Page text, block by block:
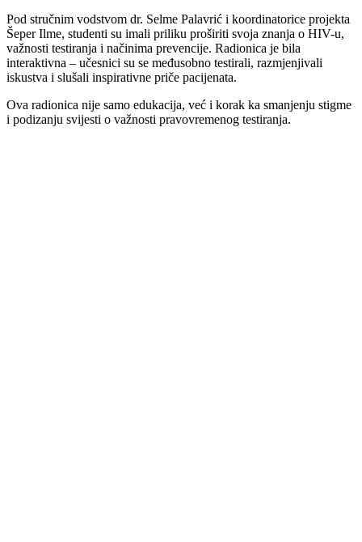
Pod stručnim vodstvom dr. Selme Palavrić i koordinatorice projekta
Šeper Ilme, studenti su imali priliku proširiti svoja znanja o HIV-u,
važnosti testiranja i načinima prevencije. Radionica je bila
interaktivna – učesnici su se međusobno testirali, razmjenjivali
iskustva i slušali inspirativne priče pacijenata.
Ova radionica nije samo edukacija, već i korak ka smanjenju stigme
i podizanju svijesti o važnosti pravovremenog testiranja.